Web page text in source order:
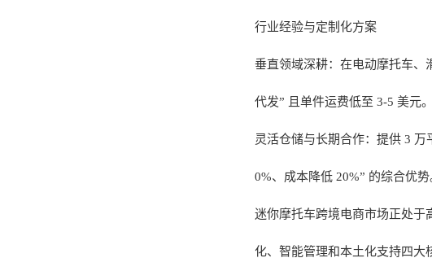
行业经验与定制化方案
垂直领域深耕：在电动摩托车、
代发” 且单件运费低至 3-5 美元。
灵活仓储与长期合作：提供 3
0%、成本降低 20%” 的综合优势
迷你摩托车跨境电商市场正处于
化、智能管理和本土化支持四大